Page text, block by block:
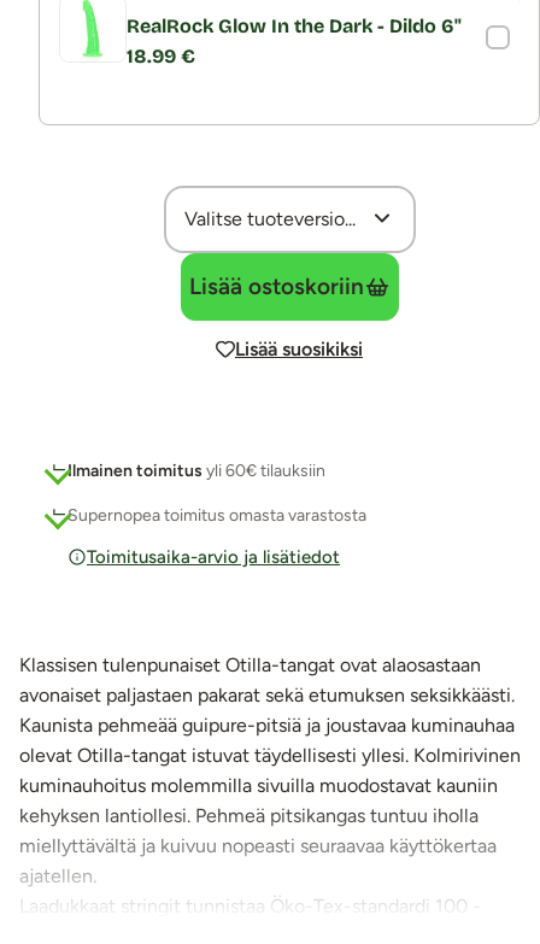
RealRock Glow In the Dark - Dildo 6"
18.99 €
Lisää ostoskoriin
Lisää suosikiksi
Ilmainen toimitus yli 60€ tilauksiin
Supernopea toimitus omasta varastosta
Toimitusaika-arvio ja lisätiedot
Klassisen tulenpunaiset Otilla-tangat ovat alaosastaan
avonaiset paljastaen pakarat sekä etumuksen seksikkäästi.
Kaunista pehmeää guipure-pitsiä ja joustavaa kuminauhaa
olevat Otilla-tangat istuvat täydellisesti yllesi. Kolmirivinen
kuminauhoitus molemmilla sivuilla muodostavat kauniin
kehyksen lantiollesi. Pehmeä pitsikangas tuntuu iholla
miellyttävältä ja kuivuu nopeasti seuraavaa käyttökertaa
ajatellen.
Laadukkaat stringit tunnistaa Öko-Tex-standardi 100 -